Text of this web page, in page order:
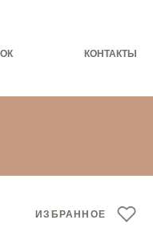
КОНТАКТЫ
ИЗБРАННОЕ